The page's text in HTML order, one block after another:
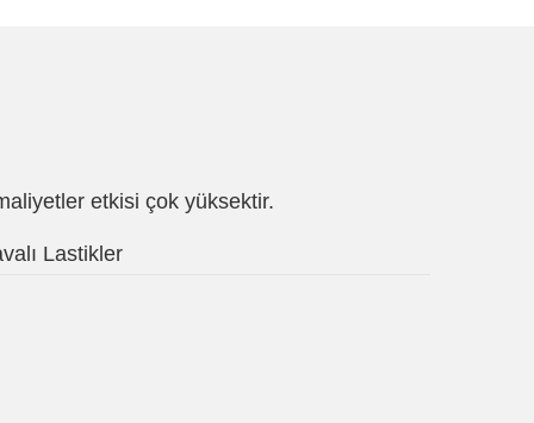
etkisi çok yüksektir.
Lastikler